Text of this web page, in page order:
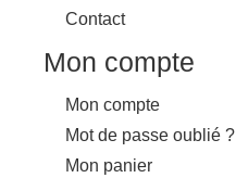
Contact
Mon compte
Mon compte
Mot de passe oublié ?
Mon panier